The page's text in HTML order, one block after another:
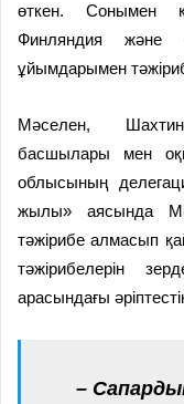
өткен. Сонымен
Финляндия және
ұйымдарымен
Мәселен,
басшылары мен
облысының
жылы» аясында
тәжірибе алмасып
тәжірибелерін
арасындағы
–